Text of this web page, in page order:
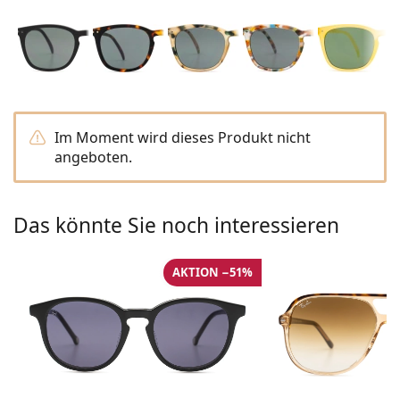
Alle Marken
Gucci
Persol
Prada
Alle Marken
Alle Pflegemittel
0215105018
ist online
Im Moment wird dieses Produkt nicht
angeboten.
Das könnte Sie noch interessieren
AKTION −51%